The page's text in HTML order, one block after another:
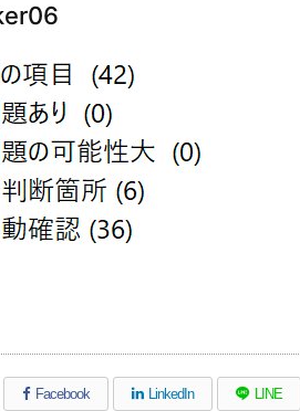
ドウで開きます）
Facebook
（新しいウィンドウで開きます）
LinkedIn
（新しいウィンドウで開きま
LINE
（新しい